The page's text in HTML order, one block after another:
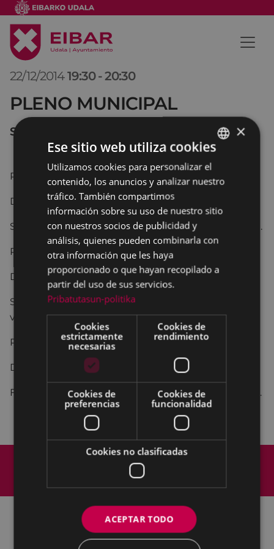
22/12/2014 19:30 -20:30
PLENO MUNICIPAL
SALON DE PLENOS
PUNTO 1º
Dictamen dela Comisiónde Trabajo de Personal.
Solicitud de Complemento por especial dedicación.
PUNTO 2º
Dictamen dela Comisiónde Trabajo de Personal.
Solicitudes de revisión de la valoración de nivel de
varios puestos de trabajo.
PUNTO 3º
Dictamen dela Comisiónde Trabajo de Personal.
Fijación de perfil Lingüístico de puesto de Conserje.
Mapa del Sitio
Aviso legal
Política de cookies
Accesibilidad
Todas las redes sociales del Ayuntamiento
BASQUE
SPANISH
×
Ese sitio web utiliza cookies
Utilizamos cookies para personalizar el
contenido, los anuncios y analizar nuestro
tráfico. También compartimos
información sobre su uso de nuestro sitio
con nuestros socios de publicidad y
análisis, quienes pueden combinarla con
otra información que les haya
proporcionado o que hayan recopilado a
partir del uso de sus servicios.
Pribatutasun-politika
Cookies
estrictamente
necesarias
Cookies de
rendimiento
Cookies de
preferencias
Cookies de
funcionalidad
Cookies no clasificadas
ACEPTAR TODO